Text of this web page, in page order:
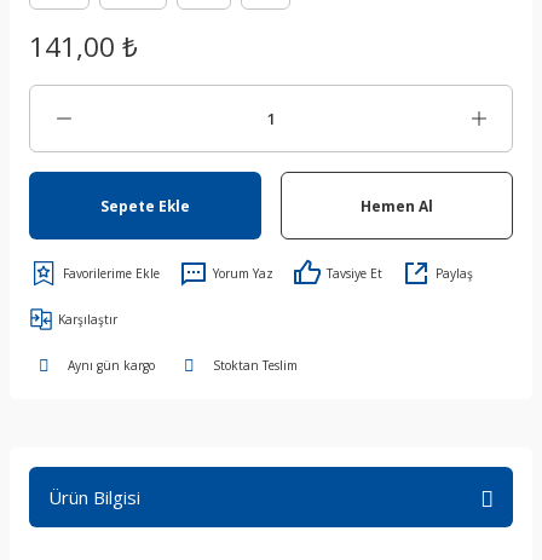
141,00 ₺
Sepete Ekle Hemen Al
Yorum Yaz Tavsiye Et Paylaş
Karşılaştır
Aynı gün kargo Stoktan Teslim
Ürün Bilgisi